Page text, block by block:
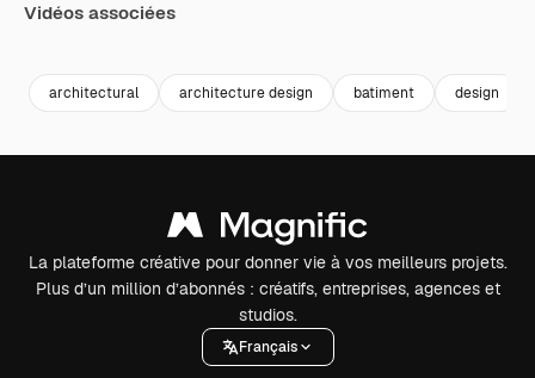
Vidéos associées
architectural architecture design batiment design
La plateforme créative pour donner vie à vos meilleurs projets.
Plus d’un million d’abonnés : créatifs, entreprises, agences et
studios.
Français